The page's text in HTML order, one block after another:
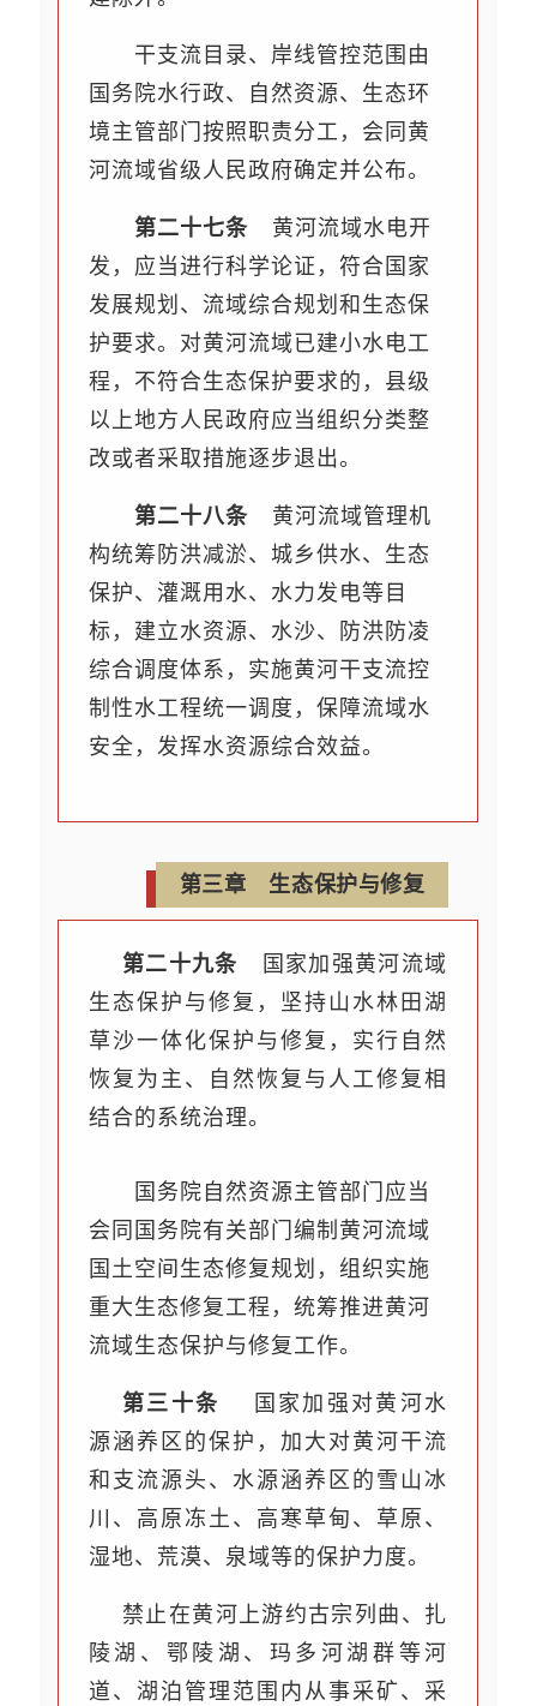
干支流目录、岸线管控范围由
国务院水行政、自然资源、生态环
境主管部门按照职责分工，会同黄
河流域省级人民政府确定并公布。
第二十七条 黄河流域水电开
发，应当进行科学论证，符合国家
发展规划、流域综合规划和生态保
护要求。对黄河流域已建小水电工
程，不符合生态保护要求的，县级
以上地方人民政府应当组织分类整
改或者采取措施逐步退出。
第二十八条 黄河流域管理机
构统筹防洪减淤、城乡供水、生态
保护、灌溉用水、水力发电等目
标，建立水资源、水沙、防洪防凌
综合调度体系，实施黄河干支流控
制性水工程统一调度，保障流域水
安全，发挥水资源综合效益。
第三章 生态保护与修复
第二十九条 国家加强黄河流域
生态保护与修复，坚持山水林田湖
草沙一体化保护与修复，实行自然
恢复为主、自然恢复与人工修复相
结合的系统治理。
国务院自然资源主管部门应当
会同国务院有关部门编制黄河流域
国土空间生态修复规划，组织实施
重大生态修复工程，统筹推进黄河
流域生态保护与修复工作。
第三十条
国家加强对黄河水
源涵养区的保护，加大对黄河干流
和支流源头、水源涵养区的雪山冰
川、高原冻土、高寒草甸、草原、
湿地、荒漠、泉域等的保护力度。
禁止在黄河上游约古宗列曲、扎
陵湖、鄂陵湖、玛多河湖群等河
道、湖泊管理范围内从事采矿、采